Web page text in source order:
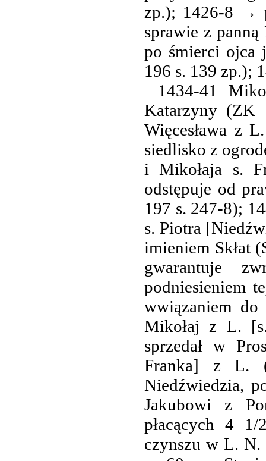
zp.); 1426-8 →
sprawie z
po śmierci ojca
196 s. 139 zp.);
1434-41
Katarzyny (ZK
Więcesława z
siedlisko z
i Mikołaja s.
odstępuje od
197 s. 247-8);
s. Piotra
imieniem Skłat
gwarantuje
podniesieniem
wwiązaniem
Mikołaj z L.
sprzedał w
Franka] z L.
Niedźwiedzia,
Jakubowi z
płacących 4
czynszu w L. N.